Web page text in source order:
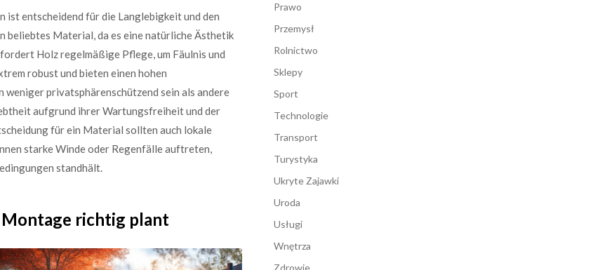
entscheidend für die Langlebigkeit und den
beliebtes Material, da es eine natürliche Ästhetik
Holz regelmäßige Pflege, um Fäulnis und
robust und bieten einen hohen
privatsphärenschützend sein als andere
aufgrund ihrer Wartungsfreiheit und der
für ein Material sollten auch lokale
starke Winde oder Regenfälle auftreten,
standhält.
Montage richtig plant
Prawo
Przemysł
Rolnictwo
Sklepy
Sport
Technologie
Transport
Turystyka
Ukryte Zajawki
Uroda
Usługi
Wnętrza
Zdrowie